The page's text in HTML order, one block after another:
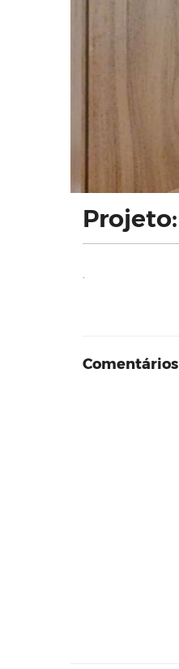
Projeto:
Comentários